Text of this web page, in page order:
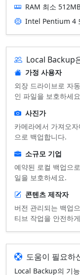
RAM 최소
Intel Pentium 4
Local Backup
가정 사용자
외장 드라이브로 자
인 파일을 보호하세
사진가
카메라에서 가져오
으로 백업합니다.
소규모 기업
예약된 로컬 백업으
일을 보호하세요.
콘텐츠 제작자
버전 관리되는 백업
티브 작업을 안전하
도움이 필요하
Local Backup의 기